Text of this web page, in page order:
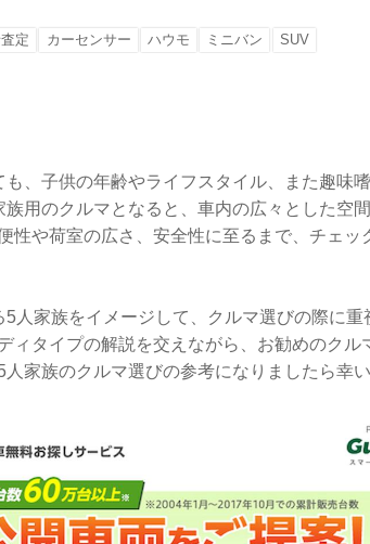
定 カーセンサー ハウモ ミニバン SUV
、子供の年齢やライフスタイル、また趣味
用のクルマとなると、車内の広々とした空
性や荷室の広さ、安全性に至るまで、チェッ
人家族をイメージして、クルマ選びの際に重
ィタイプの解説を交えながら、お勧めのクル
家族のクルマ選びの参考になりましたら幸い